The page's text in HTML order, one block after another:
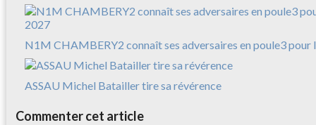
N1M CHAMBERY2 connaît ses adversaires en poule3 pour
ASSAU Michel Batailler tire sa révérence
Commenter cet article